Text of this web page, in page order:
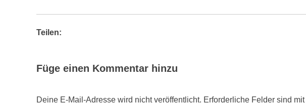
Teilen:
Füge einen Kommentar hinzu
Deine E-Mail-Adresse wird nicht veröffentlicht. Erforderliche Felder sind mit